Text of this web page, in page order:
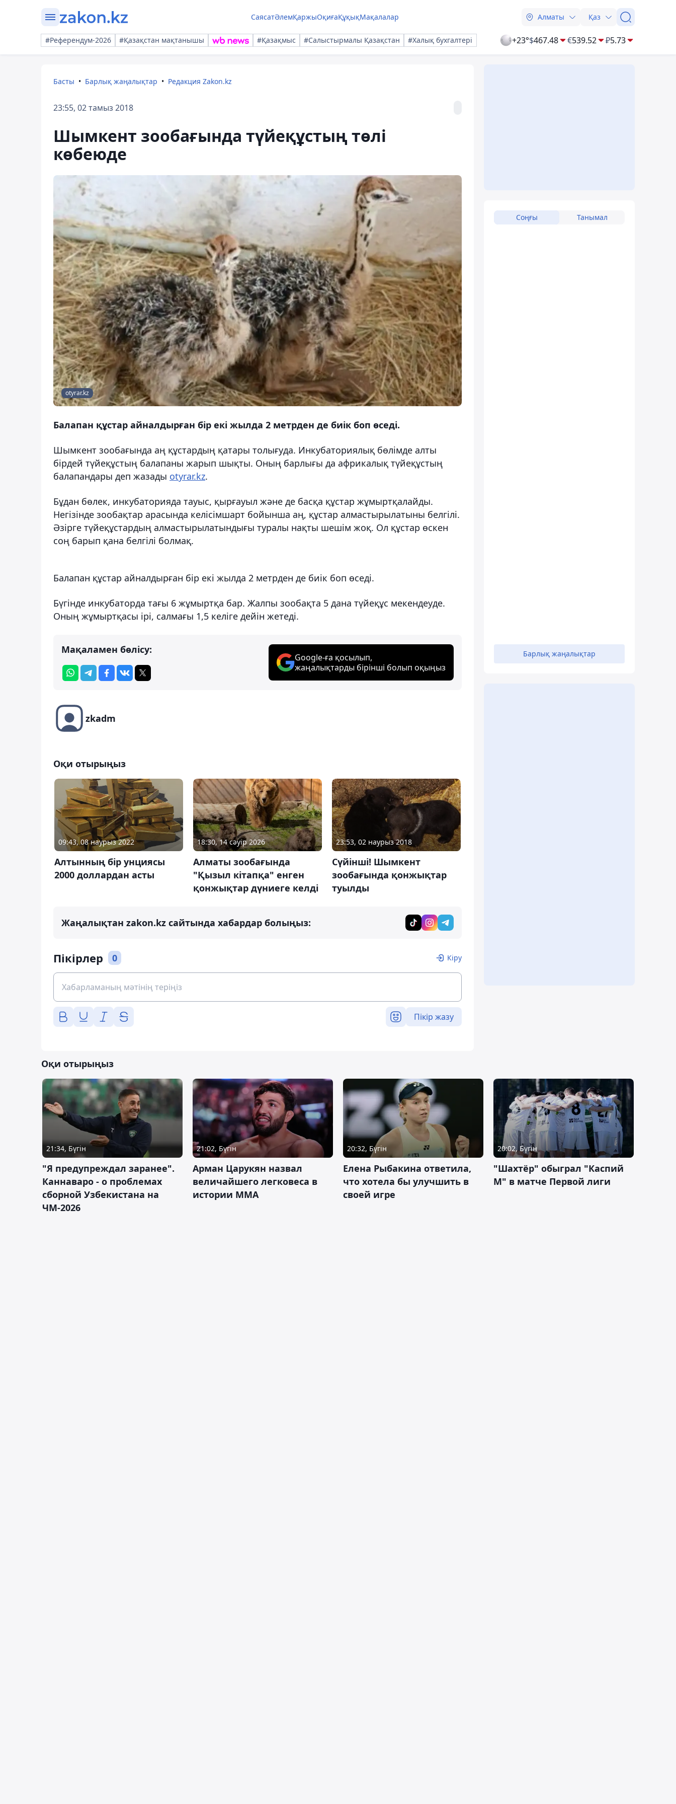
СаясатӘлемҚаржыОқиғаҚұқықМақалалар Алматы Қаз
#Референдум-2026 #Қазақстан мақтанышы #Қазақмыс #Салыстырмалы Қазақстан #Халық бухгалтері +23°$467.48 €539.52 ₽5.73
Басты Барлық жаңалықтар Редакция Zakon.kz
23:55, 02 тамыз 2018
Шымкент зообағында түйеқұстың төлі
көбеюде
otyrar.kz
Балапан құстар айналдырған бір екі жылда 2 метрден де биік боп өседі.
Шымкент зообағында аң құстардың қатары толығуда. Инкубаториялық бөлімде алты
бірдей түйеқұстың балапаны жарып шықты. Оның барлығы да африкалық түйеқұстың
балапандары деп жазады otyrar.kz.
Бұдан бөлек, инкубаторияда тауыс, қырғауыл және де басқа құстар жұмыртқалайды.
Негізінде зообақтар арасында келісімшарт бойынша аң, құстар алмастырылатыны белгілі.
Әзірге түйеқұстардың алмастырылатындығы туралы нақты шешім жоқ. Ол құстар өскен
соң барып қана белгілі болмақ.
Балапан құстар айналдырған бір екі жылда 2 метрден де биік боп өседі.
Бүгінде инкубаторда тағы 6 жұмыртқа бар. Жалпы зообақта 5 дана түйеқұс мекендеуде.
Оның жұмыртқасы ірі, салмағы 1,5 келіге дейін жетеді.
Мақаламен бөлісу:
Google-ға қосылып,
жаңалықтарды бірінші болып оқыңыз
zkadm
Оқи отырыңыз
09:43, 08 наурыз 2022
Алтынның бір унциясы
2000 доллардан асты
18:30, 14 сәуір 2026
Алматы зообағында
"Қызыл кітапқа" енген
қонжықтар дүниеге келді
23:53, 02 наурыз 2018
Сүйінші! Шымкент
зообағында қонжықтар
туылды
Жаңалықтан zakon.kz сайтында хабардар болыңыз:
Пікірлер 0 Кіру
Пікір жазу
Соңғы Танымал
Барлық жаңалықтар
Оқи отырыңыз
21:34, Бүгін
"Я предупреждал заранее".
Каннаваро - о проблемах
сборной Узбекистана на
ЧМ-2026
21:02, Бүгін
Арман Царукян назвал
величайшего легковеса в
истории ММА
20:32, Бүгін
Елена Рыбакина ответила,
что хотела бы улучшить в
своей игре
20:02, Бүгін
"Шахтёр" обыграл "Каспий
М" в матче Первой лиги